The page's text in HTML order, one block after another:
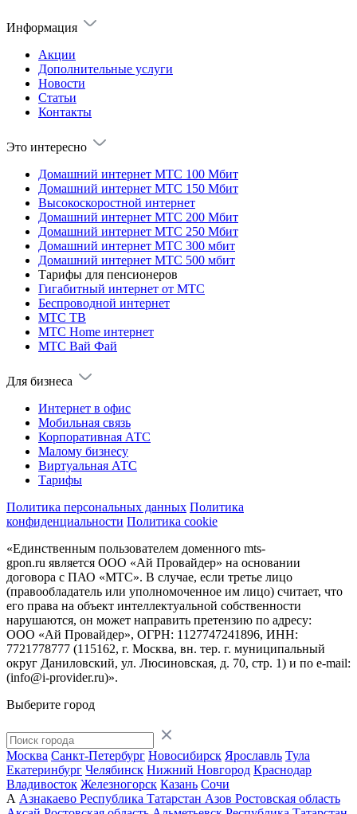
Информация
Акции
Дополнительные услуги
Новости
Статьи
Контакты
Это интересно
Домашний интернет МТС 100 Мбит
Домашний интернет МТС 150 Мбит
Высокоскоростной интернет
Домашний интернет МТС 200 Мбит
Домашний интернет МТС 250 Мбит
Домашний интернет МТС 300 мбит
Домашний интернет МТС 500 мбит
Тарифы для пенсионеров
Гигабитный интернет от МТС
Беспроводной интернет
МТС ТВ
МТС Home интернет
МТС Вай Фай
Для бизнеса
Интернет в офис
Мобильная связь
Корпоративная АТС
Малому бизнесу
Виртуальная АТС
Тарифы
Политика персональных данных Политика
конфиденциальности Политика cookie
«Единственным пользователем доменного mts-
gpon.ru является ООО «Ай Провайдер» на основании
договора с ПАО «МТС». В случае, если третье лицо
(правообладатель или уполномоченное им лицо) считает, что
его права на объект интеллектуальной собственности
нарушаются, он может направить претензию по адресу:
ООО «Ай Провайдер», ОГРН: 1127747241896, ИНН:
7721778777 (115162, г. Москва, вн. тер. г. муниципальный
округ Даниловский, ул. Люсиновская, д. 70, стр. 1) и по e-mail:
(info@i-provider.ru)».
Выберите город
Москва Санкт-Петербург Новосибирск Ярославль Тула
Екатеринбург Челябинск Нижний Новгород Краснодар
Владивосток Железногорск Казань Сочи
А Азнакаево Республика Татарстан Азов Ростовская область